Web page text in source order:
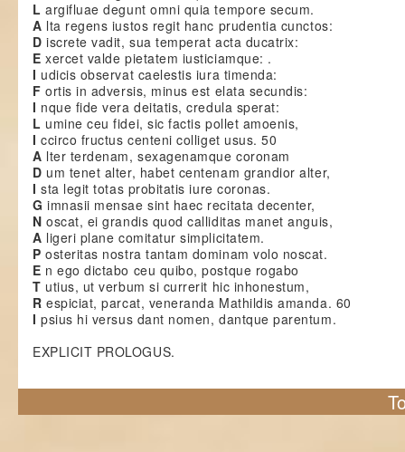
Largifluae degunt omni quia tempore secum.
A lta regens iustos regit hanc prudentia cunctos:
Discrete vadit, sua temperat acta ducatrix:
Exercet valde pietatem iusticiamque: .
I udicis observat caelestis iura timenda:
Fortis in adversis, minus est elata secundis:
I nque fide vera deitatis, credula sperat:
L umine ceu fidei, sic factis pollet amoenis,
Iccirco fructus centeni colliget usus. 50
A lter terdenam, sexagenamque coronam
D um tenet alter, habet centenam grandior alter,
Ista legit totas probitatis iure coronas.
Gimnasii mensae sint haec recitata decenter,
Noscat, ei grandis quod calliditas manet anguis,
A ligeri plane comitatur simplicitatem.
Posteritas nostra tantam dominam volo noscat.
E n ego dictabo ceu quibo, postque rogabo
T utius, ut verbum si currerit hic inhonestum,
Respiciat, parcat, veneranda Mathildis amanda. 60
Ipsius hi versus dant nomen, dantque parentum.
EXPLICIT PROLOGUS.